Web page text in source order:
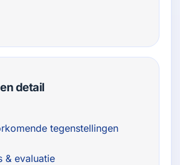
detail
tegenstellingen
& evaluatie